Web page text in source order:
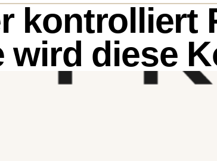
kontrolliert
wird diese